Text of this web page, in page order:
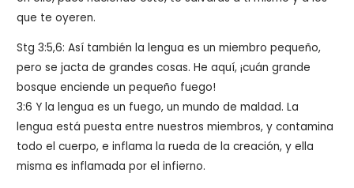
que te oyeren.
Stg 3:5,6: Así también la lengua es un miembro pequeño,
pero se jacta de grandes cosas. He aquí, ¡cuán grande
bosque enciende un pequeño fuego!
3:6 Y la lengua es un fuego, un mundo de maldad. La
lengua está puesta entre nuestros miembros, y contamina
todo el cuerpo, e inflama la rueda de la creación, y ella
misma es inflamada por el infierno.